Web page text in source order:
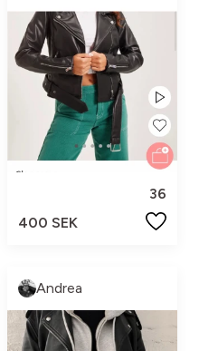
36
400 SEK
Andrea